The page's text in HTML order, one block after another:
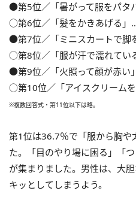
●第5位／「暑がって服をパタ
○第6位／「髪をかきあげる
●第7位／「ミニスカートで
○第8位／「服が汗で濡れて
●第9位／「火照って顔が赤い
○第10位／「アイスクリーム
※複数回答式・第11位以下は略。
第1位は36.7％で「服から胸や
た。「目のやり場に困る」「
が集まりました。男性は、大
キッとしてしまうよう。